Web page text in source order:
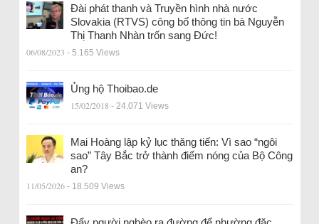
Đài phát thanh và Truyền hình nhà nước
Slovakia (RTVS) công bố thông tin bà Nguyễn
Thị Thanh Nhàn trốn sang Đức!
06/08/2023 - 5.165 Views
Ủng hộ Thoibao.de
15/02/2018 - 24.071 Views
Mai Hoàng lập kỷ lục thăng tiến: Vì sao “ngôi
sao” Tây Bắc trở thành điểm nóng của Bộ Công
an?
11/05/2026 - 18.509 Views